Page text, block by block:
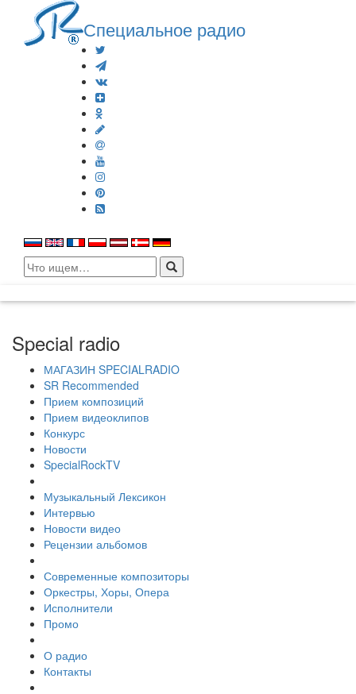
Специальное радио
Search
for:
Special radio
МАГАЗИН SPECIALRADIO
SR Recommended
Прием композиций
Прием видеоклипов
Конкурс
Новости
SpecialRockTV
Музыкальный Лексикон
Интервью
Новости видео
Рецензии альбомов
Современные композиторы
Оркестры, Хоры, Опера
Исполнители
Промо
О радио
Контакты